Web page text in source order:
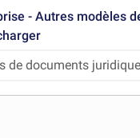
- Autres modèles
de documents